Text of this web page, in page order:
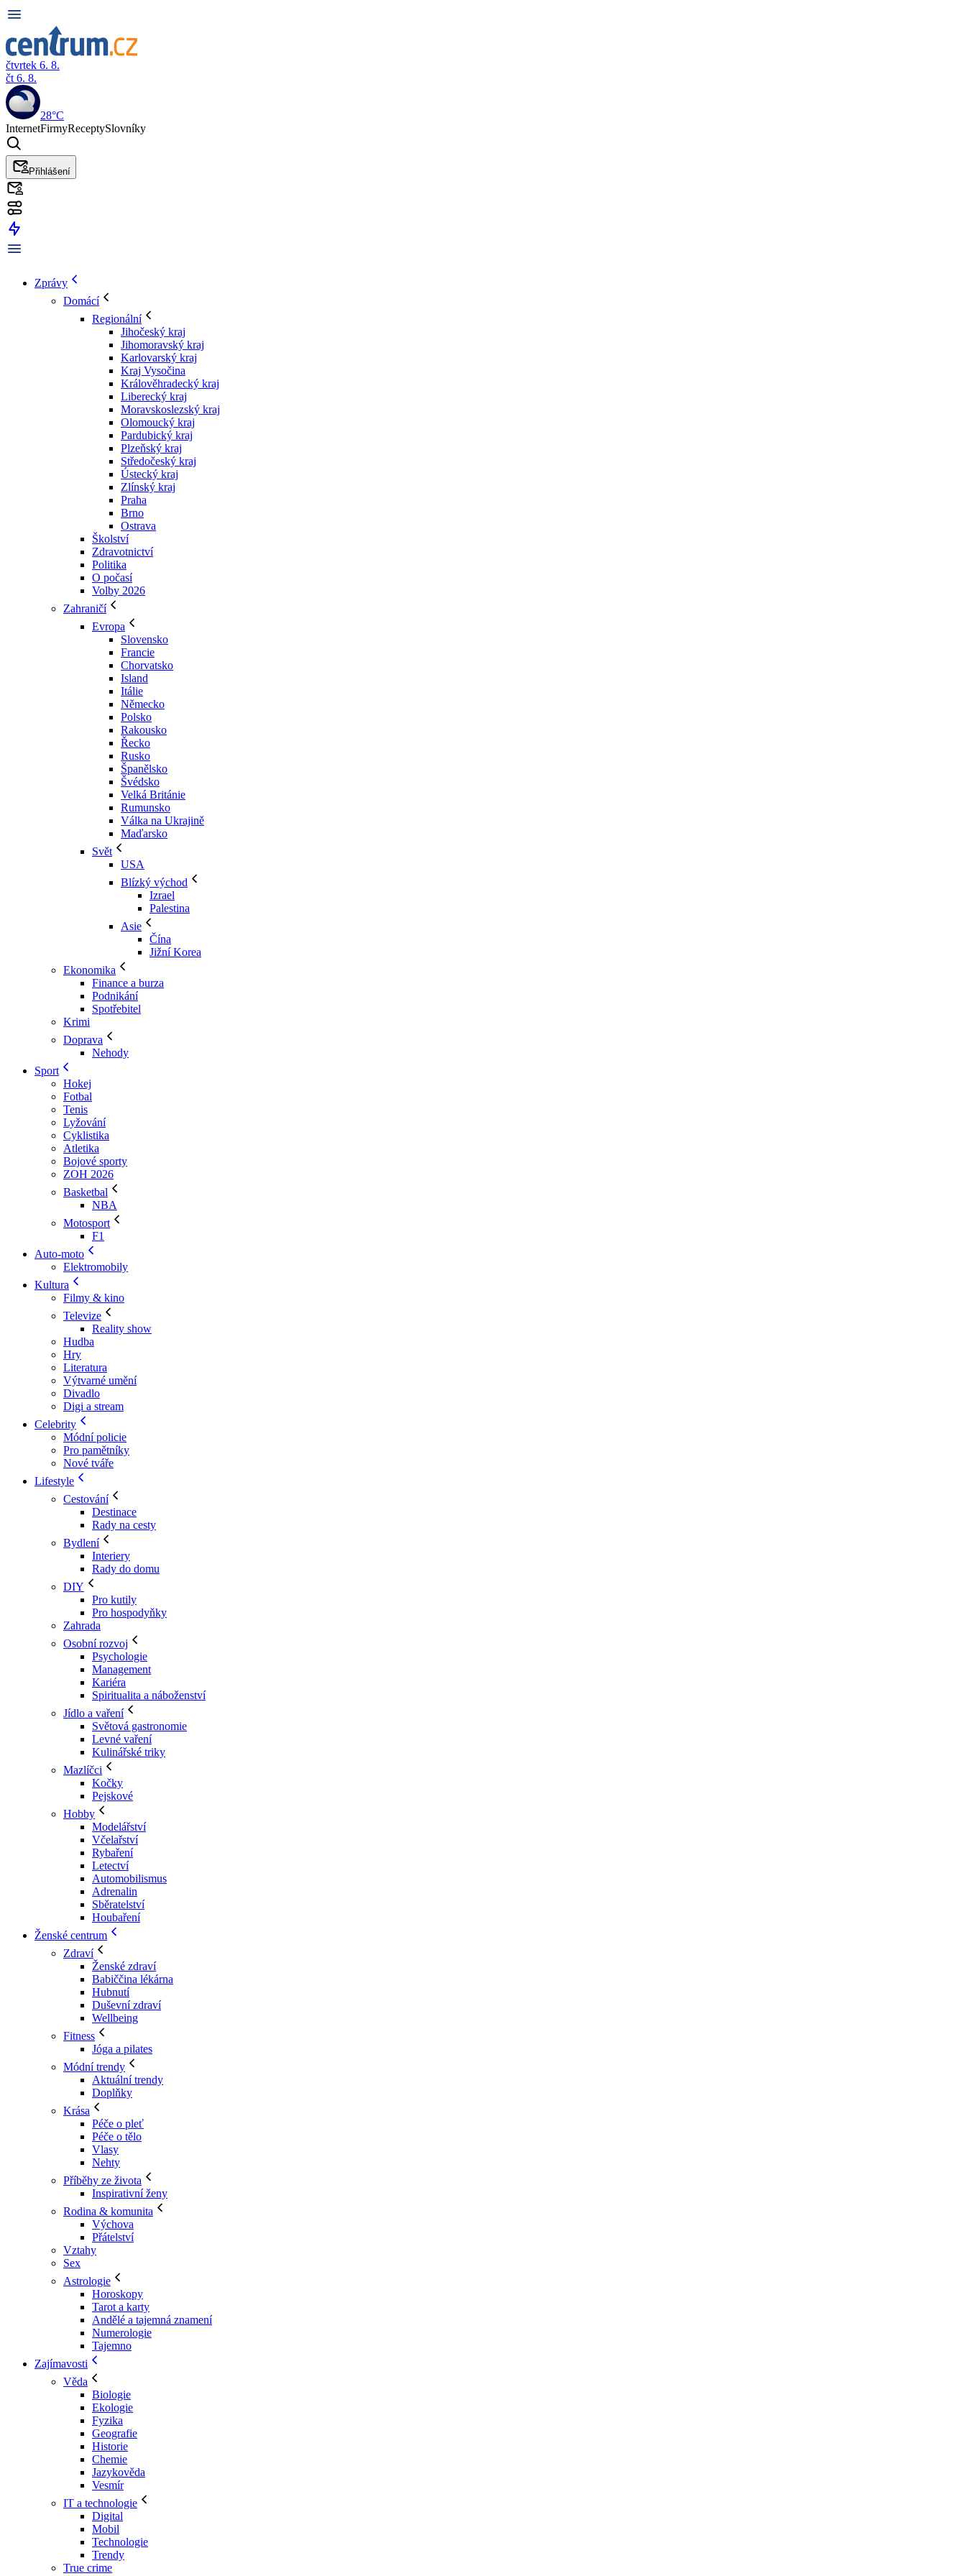
čtvrtek 6. 8.
čt 6. 8.
28°C
InternetFirmyReceptySlovníky
Přihlášení
Zprávy
Domácí
Regionální
Jihočeský kraj
Jihomoravský kraj
Karlovarský kraj
Kraj Vysočina
Králověhradecký kraj
Liberecký kraj
Moravskoslezský kraj
Olomoucký kraj
Pardubický kraj
Plzeňský kraj
Středočeský kraj
Ústecký kraj
Zlínský kraj
Praha
Brno
Ostrava
Školství
Zdravotnictví
Politika
O počasí
Volby 2026
Zahraničí
Evropa
Slovensko
Francie
Chorvatsko
Island
Itálie
Německo
Polsko
Rakousko
Řecko
Rusko
Španělsko
Švédsko
Velká Británie
Rumunsko
Válka na Ukrajině
Maďarsko
Svět
USA
Blízký východ
Izrael
Palestina
Asie
Čína
Jižní Korea
Ekonomika
Finance a burza
Podnikání
Spotřebitel
Krimi
Doprava
Nehody
Sport
Hokej
Fotbal
Tenis
Lyžování
Cyklistika
Atletika
Bojové sporty
ZOH 2026
Basketbal
NBA
Motosport
F1
Auto-moto
Elektromobily
Kultura
Filmy & kino
Televize
Reality show
Hudba
Hry
Literatura
Výtvarné umění
Divadlo
Digi a stream
Celebrity
Módní policie
Pro pamětníky
Nové tváře
Lifestyle
Cestování
Destinace
Rady na cesty
Bydlení
Interiery
Rady do domu
DIY
Pro kutily
Pro hospodyňky
Zahrada
Osobní rozvoj
Psychologie
Management
Kariéra
Spiritualita a náboženství
Jídlo a vaření
Světová gastronomie
Levné vaření
Kulinářské triky
Mazlíčci
Kočky
Pejskové
Hobby
Modelářství
Včelařství
Rybaření
Letectví
Automobilismus
Adrenalin
Sběratelství
Houbaření
Ženské centrum
Zdraví
Ženské zdraví
Babiččina lékárna
Hubnutí
Duševní zdraví
Wellbeing
Fitness
Jóga a pilates
Módní trendy
Aktuální trendy
Doplňky
Krása
Péče o pleť
Péče o tělo
Vlasy
Nehty
Příběhy ze života
Inspirativní ženy
Rodina & komunita
Výchova
Přátelství
Vztahy
Sex
Astrologie
Horoskopy
Tarot a karty
Andělé a tajemná znamení
Numerologie
Tajemno
Zajímavosti
Věda
Biologie
Ekologie
Fyzika
Geografie
Historie
Chemie
Jazykověda
Vesmír
IT a technologie
Digital
Mobil
Technologie
Trendy
True crime